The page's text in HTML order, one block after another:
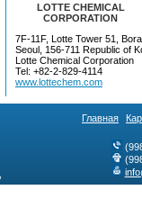
LOTTE CHEMICAL
CORPORATION
7F-11F, Lotte Tower 51,
Seoul, 156-711 Republic of
Lotte Chemical Corporation
Tel: +82-2-829-4114
www.lottechem.com
Главная